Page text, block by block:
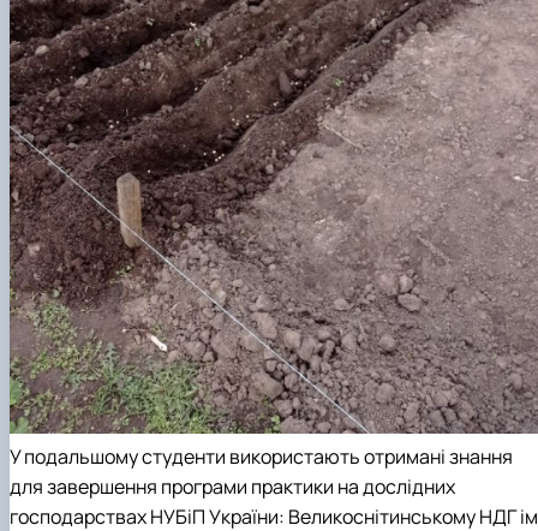
У подальшому студенти використають отримані знання
для завершення програми практики на дослідних
господарствах НУБіП України: Великоснітинському НДГ